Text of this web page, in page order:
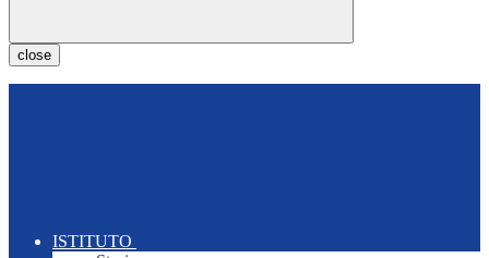
close
ISTITUTO